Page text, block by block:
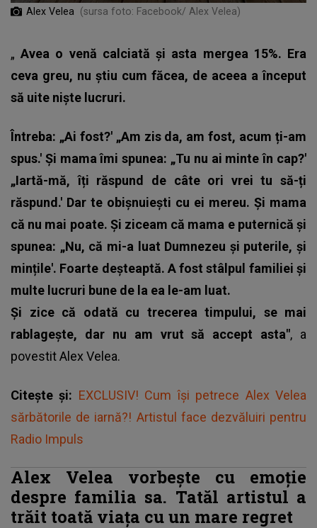
Alex Velea (sursa foto: Facebook/ Alex Velea)
„Avea o venă calciată și asta mergea 15%. Era
ceva greu, nu știu cum făcea, de aceea a început
să uite niște lucruri.
Întreba: „Ai fost?' „Am zis da, am fost, acum ți-am
spus.' Și mama îmi spunea: „Tu nu ai minte în cap?'
„Iartă-mă, îți răspund de câte ori vrei tu să-ți
răspund.' Dar te obișnuiești cu ei mereu. Și mama
că nu mai poate. Și ziceam că mama e puternică și
spunea: „Nu, că mi-a luat Dumnezeu și puterile, și
mințile'. Foarte deșteaptă. A fost stâlpul familiei și
multe lucruri bune de la ea le-am luat.
Și zice că odată cu trecerea timpului, se mai
rablagește, dar nu am vrut să accept asta", a
povestit Alex Velea.
Citește și: EXCLUSIV! Cum își petrece Alex Velea
sărbătorile de iarnă?! Artistul face dezvăluiri pentru
Radio Impuls
Alex Velea vorbește cu emoție
despre familia sa. Tatăl artistul a
trăit toată viața cu un mare regret